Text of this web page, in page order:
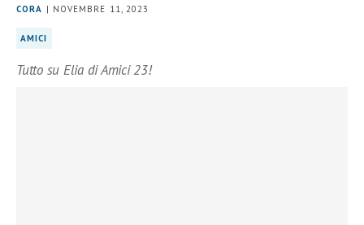
CORA | NOVEMBRE 11, 2023
AMICI
Tutto su Elia di Amici 23!